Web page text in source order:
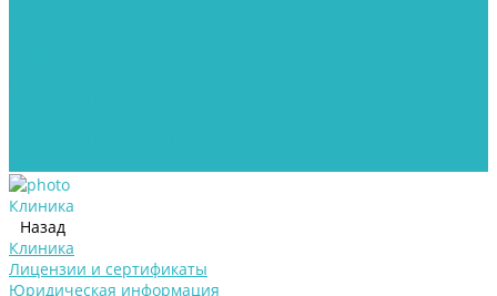
Клиника
Назад
Клиника
Лицензии и сертификаты
Юридическая информация